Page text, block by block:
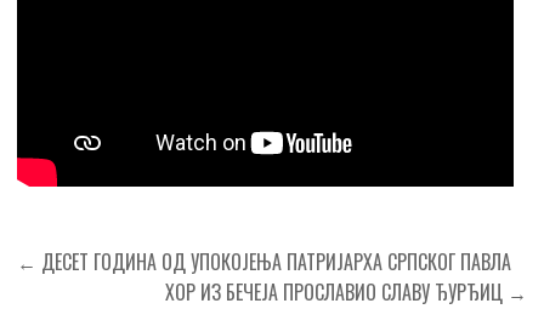
Кретање
← ДЕСЕТ ГОДИНА ОД УПОКОЈЕЊА ПАТРИЈАРХА СРПСКОГ ПАВЛА
ХОР ИЗ БЕЧЕЈА ПРОСЛАВИО СЛАВУ ЂУРЂИЦ →